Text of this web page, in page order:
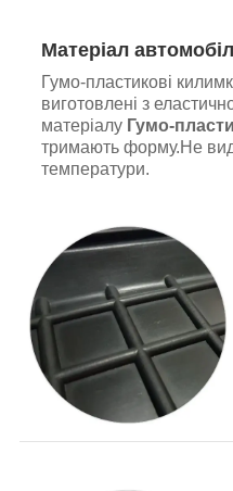
Матеріал
Гумо-пластикові
виготовлені з
матеріалу Гумо-
тримають форму.Не
температури.